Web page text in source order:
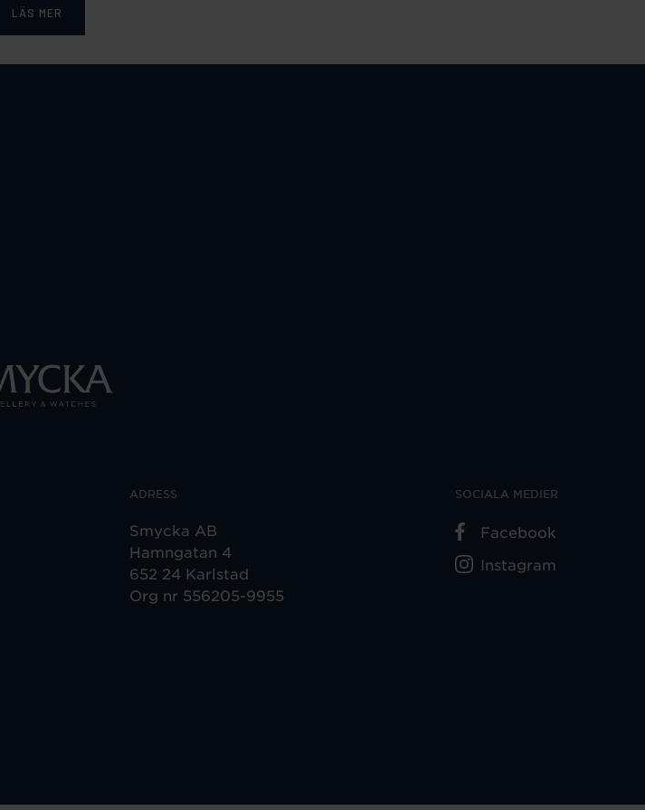
LÄS MER
ADRESS
Smycka AB
Hamngatan 4
652 24 Karlstad
Org nr 556205-9955
SOCIALA MEDIER
Facebook
Instagram